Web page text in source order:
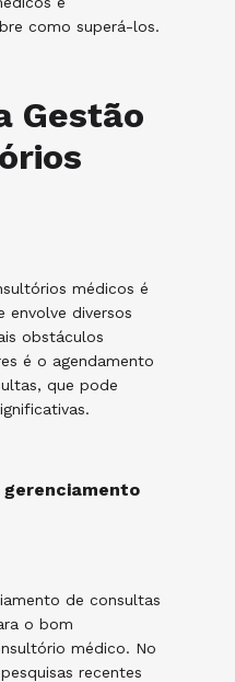
como superá-los.
Gestão
médicos é
envolve diversos
obstáculos
é o agendamento
que pode
de consultas
o bom
médico. No
recentes